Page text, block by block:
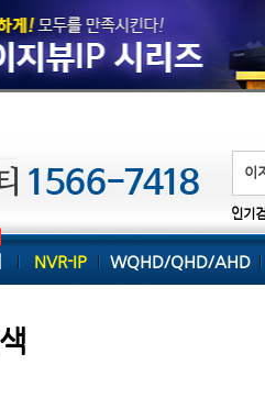
인기
NVR-IP WQHD/QHD/AHD